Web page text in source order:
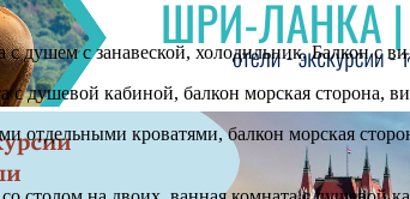
душем с занавеской, холодильник. Балкон с
душевой кабиной, балкон морская сторона,
кроватями, балкон морская